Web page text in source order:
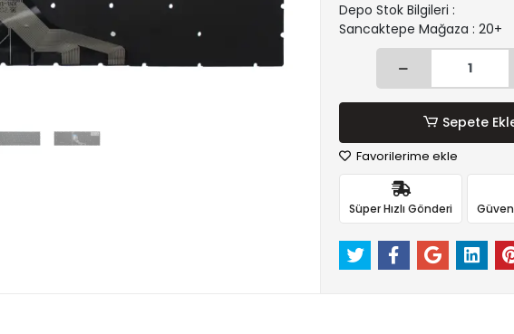
Depo Stok Bilgileri :
Sancaktepe Mağaza : 20+
Sepete
Favorilerime ekle
Süper Hızlı Gönderi